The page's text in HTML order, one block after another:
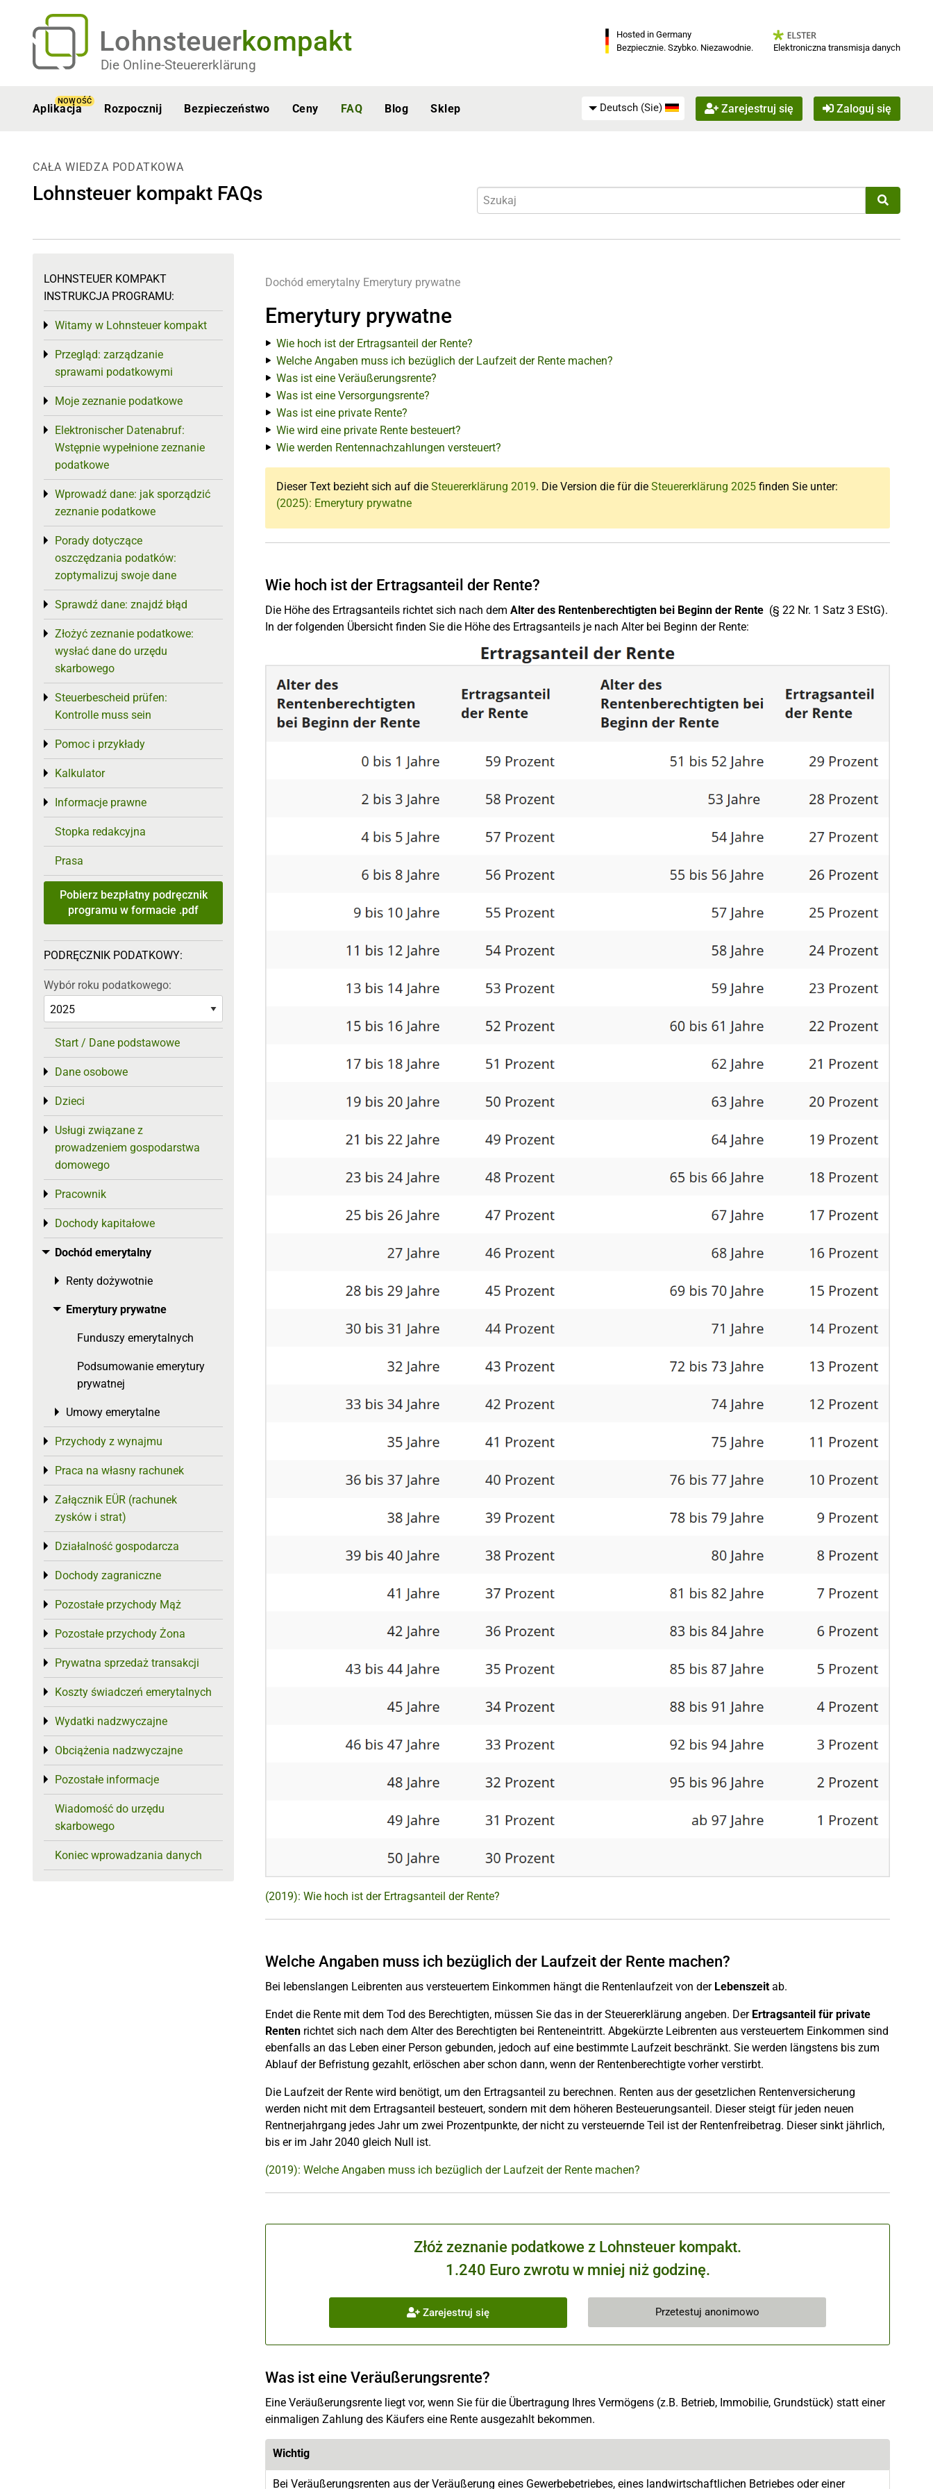
Lohnsteuerkompakt
Die Online-Steuererklärung
Hosted in Germany
Bezpiecznie. Szybko. Niezawodnie.
Elektroniczna transmisja danych
Aplikacja
NOWOŚĆ
Rozpocznij Bezpieczeństwo Ceny FAQ Blog Sklep Deutsch (Sie) Zarejestruj się Zaloguj się
CAŁA WIEDZA PODATKOWA
Lohnsteuer kompakt FAQs
Dochód emerytalny Emerytury prywatne
Emerytury prywatne
Wie hoch ist der Ertragsanteil der Rente?
Welche Angaben muss ich bezüglich der Laufzeit der Rente machen?
Was ist eine Veräußerungsrente?
Was ist eine Versorgungsrente?
Was ist eine private Rente?
Wie wird eine private Rente besteuert?
Wie werden Rentennachzahlungen versteuert?
Dieser Text bezieht sich auf die Steuererklärung 2019. Die Version die für die Steuererklärung 2025 finden Sie unter:
(2025): Emerytury prywatne
Wie hoch ist der Ertragsanteil der Rente?
Die Höhe des Ertragsanteils richtet sich nach dem Alter des Rentenberechtigten bei Beginn der Rente (§ 22 Nr. 1 Satz 3 EStG).
In der folgenden Übersicht finden Sie die Höhe des Ertragsanteils je nach Alter bei Beginn der Rente:
(2019): Wie hoch ist der Ertragsanteil der Rente?
Welche Angaben muss ich bezüglich der Laufzeit der Rente machen?
Bei lebenslangen Leibrenten aus versteuertem Einkommen hängt die Rentenlaufzeit von der Lebenszeitab.
Endet die Rente mit dem Tod des Berechtigten, müssen Sie das in der Steuererklärung angeben. Der Ertragsanteil für private
Renten richtet sich nach dem Alter des Berechtigten bei Renteneintritt. Abgekürzte Leibrenten aus versteuertem Einkommen sind
ebenfalls an das Leben einer Person gebunden, jedoch auf eine bestimmte Laufzeit beschränkt. Sie werden längstens bis zum
Ablauf der Befristung gezahlt, erlöschen aber schon dann, wenn der Rentenberechtigte vorher verstirbt.
Die Laufzeit der Rente wird benötigt, um den Ertragsanteil zu berechnen. Renten aus der gesetzlichen Rentenversicherung
werden nicht mit dem Ertragsanteil besteuert, sondern mit dem höheren Besteuerungsanteil. Dieser steigt für jeden neuen
Rentnerjahrgang jedes Jahr um zwei Prozentpunkte, der nicht zu versteuernde Teil ist der Rentenfreibetrag. Dieser sinkt jährlich,
bis er im Jahr 2040 gleich Null ist.
(2019): Welche Angaben muss ich bezüglich der Laufzeit der Rente machen?
Złóż zeznanie podatkowe z Lohnsteuer kompakt.
1.240 Euro zwrotu w mniej niż godzinę.
Zarejestruj się Przetestuj anonimowo
Was ist eine Veräußerungsrente?
Eine Veräußerungsrente liegt vor, wenn Sie für die Übertragung Ihres Vermögens (z.B. Betrieb, Immobilie, Grundstück) statt einer
einmaligen Zahlung des Käufers eine Rente ausgezahlt bekommen.
Wichtig
Bei Veräußerungsrenten aus der Veräußerung eines Gewerbebetriebes, eines landwirtschaftlichen Betriebes oder einer
LOHNSTEUER KOMPAKT
INSTRUKCJA PROGRAMU:
Witamy w Lohnsteuer kompakt
Toggle menu
Przegląd: zarządzanie
sprawami podatkowymi
Toggle menu
Moje zeznanie podatkowe
Toggle menu
Elektronischer Datenabruf:
Wstępnie wypełnione zeznanie
podatkowe
Toggle menu
Wprowadź dane: jak sporządzić
zeznanie podatkowe
Toggle menu
Porady dotyczące
oszczędzania podatków:
zoptymalizuj swoje dane
Toggle menu
Sprawdź dane: znajdź błąd
Toggle menu
Złożyć zeznanie podatkowe:
wysłać dane do urzędu
skarbowego
Toggle menu
Steuerbescheid prüfen:
Kontrolle muss sein
Toggle menu
Pomoc i przykłady
Toggle menu
Kalkulator
Toggle menu
Informacje prawne
Toggle menu
Stopka redakcyjna
Prasa
Pobierz bezpłatny podręcznik
programu w formacie .pdf
PODRĘCZNIK PODATKOWY:
Wybór roku podatkowego:
Start / Dane podstawowe
Dane osobowe
Toggle menu
Dzieci
Toggle menu
Usługi związane z
prowadzeniem gospodarstwa
domowego
Toggle menu
Pracownik
Toggle menu
Dochody kapitałowe
Toggle menu
Dochód emerytalny
Toggle menu
Renty dożywotnie
Toggle menu
Emerytury prywatne
Toggle menu
Funduszy emerytalnych
Podsumowanie emerytury
prywatnej
Umowy emerytalne
Toggle menu
Przychody z wynajmu
Toggle menu
Praca na własny rachunek
Toggle menu
Załącznik EÜR (rachunek
zysków i strat)
Toggle menu
Działalność gospodarcza
Toggle menu
Dochody zagraniczne
Toggle menu
Pozostałe przychody Mąż
Toggle menu
Pozostałe przychody Żona
Toggle menu
Prywatna sprzedaż transakcji
Toggle menu
Koszty świadczeń emerytalnych
Toggle menu
Wydatki nadzwyczajne
Toggle menu
Obciążenia nadzwyczajne
Toggle menu
Pozostałe informacje
Toggle menu
Wiadomość do urzędu
skarbowego
Koniec wprowadzania danych